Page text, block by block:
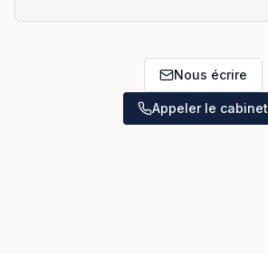
Nous écrire
Appeler le cabinet